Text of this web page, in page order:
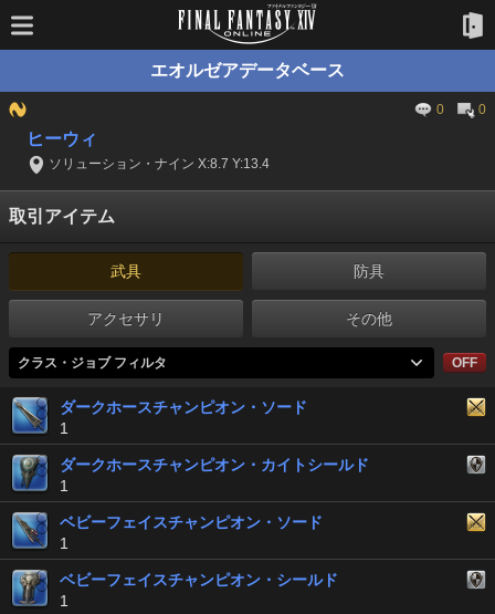
エオルゼアデータベース
0 0
ヒーウィ
ソリューション・ナイン X:8.7 Y:13.4
取引アイテム
武具 防具
アクセサリ その他
クラス・ジョブ フィルタ OFF
ダークホースチャンピオン・ソード
1
ダークホースチャンピオン・カイトシールド
1
ベビーフェイスチャンピオン・ソード
1
ベビーフェイスチャンピオン・シールド
1